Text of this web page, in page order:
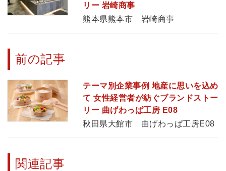
リー 岩崎商事
熊本県熊本市 岩崎商事
前の記事
テーマ別企業事例 地産に思いを込め
て 女性経営者が紡ぐブランドストー
リー 曲げわっぱ工房 E08
秋田県大館市 曲げわっぱ工房E08
関連記事